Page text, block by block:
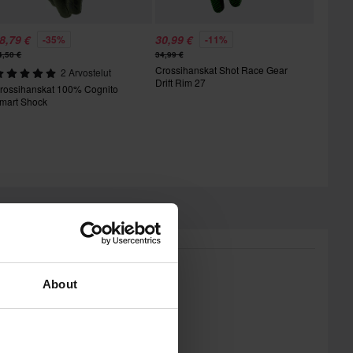
About
€ -35%
€
2 Arvostelut
100% Cognito
Shock
30,99 € -11%
34,99 €
Crossihanskat Shot Race Gear
Drift Rim 27